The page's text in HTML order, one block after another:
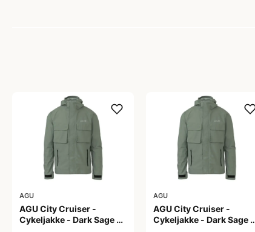
AGU
AGU City Cruiser -
Cykeljakke - Dark Sage -
AGU
AGU City Cruiser -
Cykeljakke - Dark Sage -